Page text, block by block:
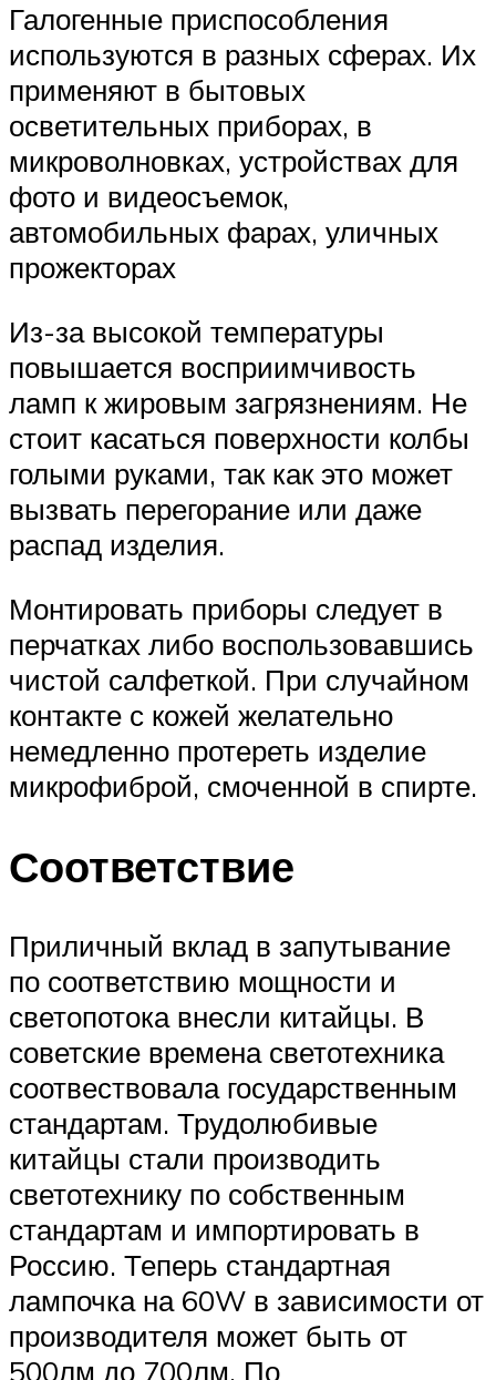
Галогенные приспособления
используются в разных сферах. Их
применяют в бытовых
осветительных приборах, в
микроволновках, устройствах для
фото и видеосъемок,
автомобильных фарах, уличных
прожекторах
Из-за высокой температуры
повышается восприимчивость
ламп к жировым загрязнениям. Не
стоит касаться поверхности колбы
голыми руками, так как это может
вызвать перегорание или даже
распад изделия.
Монтировать приборы следует в
перчатках либо воспользовавшись
чистой салфеткой. При случайном
контакте с кожей желательно
немедленно протереть изделие
микрофиброй, смоченной в спирте.
Соответствие
Приличный вклад в запутывание
по соответствию мощности и
светопотока внесли китайцы. В
советские времена светотехника
соотвествовала государственным
стандартам. Трудолюбивые
китайцы стали производить
светотехнику по собственным
стандартам и импортировать в
Россию. Теперь стандартная
лампочка на 60W в зависимости от
производителя может быть от
500лм до 700лм. По